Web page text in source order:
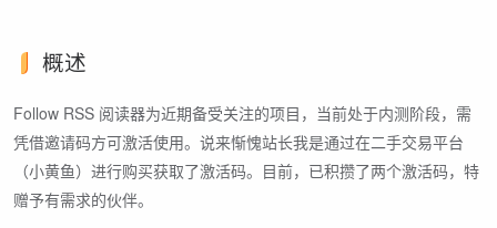
概述
Follow RSS 阅读器为近期备受关注的项目，当前处于内测阶段，需
凭借邀请码方可激活使用。说来惭愧站长我是通过在二手交易平台
（小黄鱼）进行购买获取了激活码。目前，已积攒了两个激活码，特
赠予有需求的伙伴。